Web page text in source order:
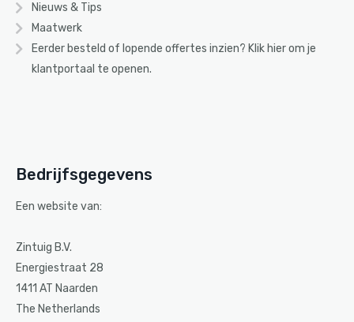
Nieuws & Tips
Maatwerk
Eerder besteld of lopende offertes inzien? Klik hierom je
klantportaal te openen.
Bedrijfsgegevens
Een website van:
Zintuig B.V.
Energiestraat 28
1411 AT Naarden
The Netherlands